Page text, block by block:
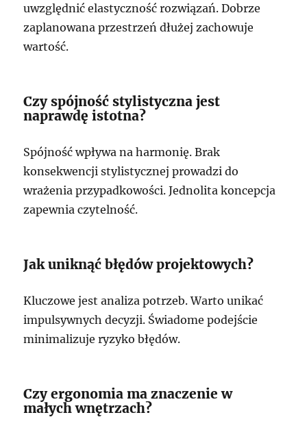
uwzględnić elastyczność rozwiązań. Dobrze
zaplanowana przestrzeń dłużej zachowuje
wartość.
Czy spójność stylistyczna jest
naprawdę istotna?
Spójność wpływa na harmonię. Brak
konsekwencji stylistycznej prowadzi do
wrażenia przypadkowości. Jednolita koncepcja
zapewnia czytelność.
Jak uniknąć błędów projektowych?
Kluczowe jest analiza potrzeb. Warto unikać
impulsywnych decyzji. Świadome podejście
minimalizuje ryzyko błędów.
Czy ergonomia ma znaczenie w
małych wnętrzach?